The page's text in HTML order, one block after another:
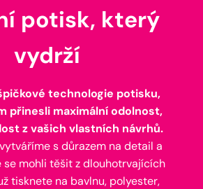
potisk, který
vydrží
technologie potisku,
přinesli maximální odolnost,
z vašich vlastních návrhů.
s důrazem na detail a
se mohli těšit z dlouhotrvajících
tisknete na bavlnu, polyester,